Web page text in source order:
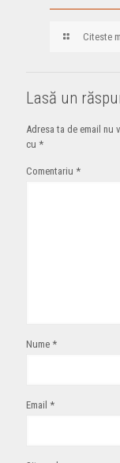
Citeste
Lasă un
Adresa ta de email nu
cu *
Comentariu *
Nume *
Email *